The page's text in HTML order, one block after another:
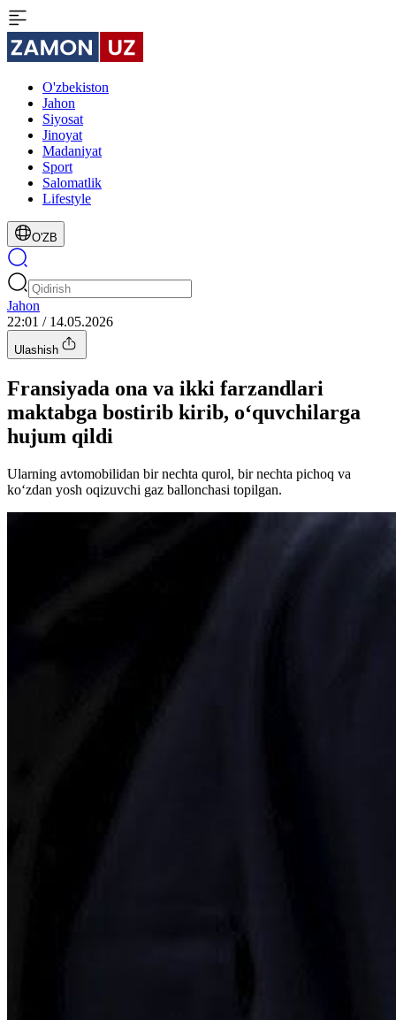
O'zbekiston
Jahon
Siyosat
Jinoyat
Madaniyat
Sport
Salomatlik
Lifestyle
O'ZB
Jahon
22:01 / 14.05.2026
Ulashish
Fransiyada ona va ikki farzandlari
maktabga bostirib kirib, o‘quvchilarga
hujum qildi
Ularning avtomobilidan bir nechta qurol, bir nechta pichoq va
ko‘zdan yosh oqizuvchi gaz ballonchasi topilgan.